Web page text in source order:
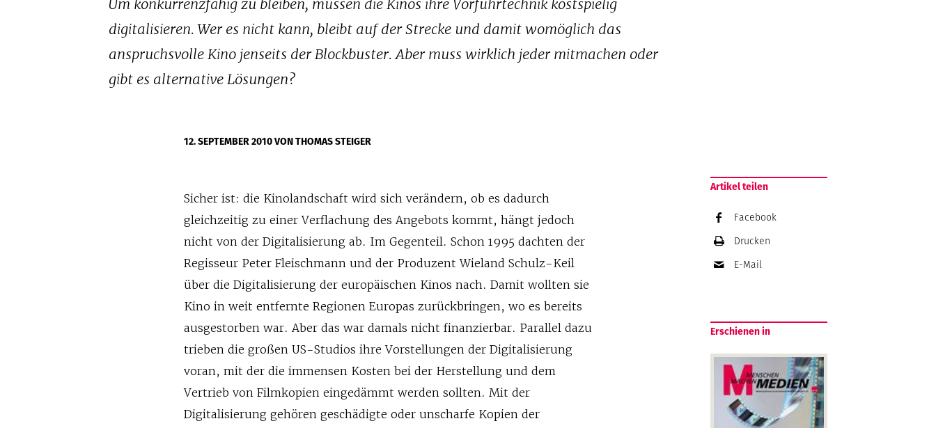
Um konkurrenzfähig zu bleiben, müssen die Kinos ihre Vorführtechnik kostspielig
digitalisieren. Wer es nicht kann, bleibt auf der Strecke und damit womöglich das
anspruchsvolle Kino jenseits der Blockbuster. Aber muss wirklich jeder mitmachen oder
gibt es alternative Lösungen?
12. SEPTEMBER 2010VON THOMAS STEIGER
Sicher ist: die Kinolandschaft wird sich verändern, ob es dadurch
gleichzeitig zu einer Verflachung des Angebots kommt, hängt jedoch
nicht von der Digitalisierung ab. Im Gegenteil. Schon 1995 dachten der
Regisseur Peter Fleischmann und der Produzent Wieland Schulz-Keil
über die Digitalisierung der europäischen Kinos nach. Damit wollten sie
Kino in weit entfernte Regionen Europas zurückbringen, wo es bereits
ausgestorben war. Aber das war damals nicht finanzierbar. Parallel dazu
trieben die großen US-Studios ihre Vorstellungen der Digitalisierung
voran, mit der die immensen Kosten bei der Herstellung und dem
Vertrieb von Filmkopien eingedämmt werden sollten. Mit der
Digitalisierung gehören geschädigte oder unscharfe Kopien der
Artikel teilen
Facebook
Drucken
E-Mail
Erschienen in